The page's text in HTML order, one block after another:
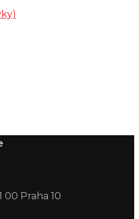
00 Praha 10